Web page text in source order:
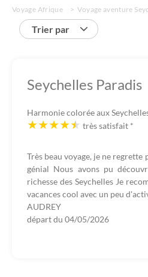
Voyage Afrique Voyage aventure
Trier par
Seychelles Paradis
Harmonie colorée aux
très satisfait *
Très beau voyage, je ne regrette
génial Nous avons pu
richesse des Seychelles Je
vacances cool avec un peu
AUDREY
départ du 04/05/2026